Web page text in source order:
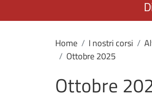
Home I nostri corsi
Ottobre 2025
Ottobre